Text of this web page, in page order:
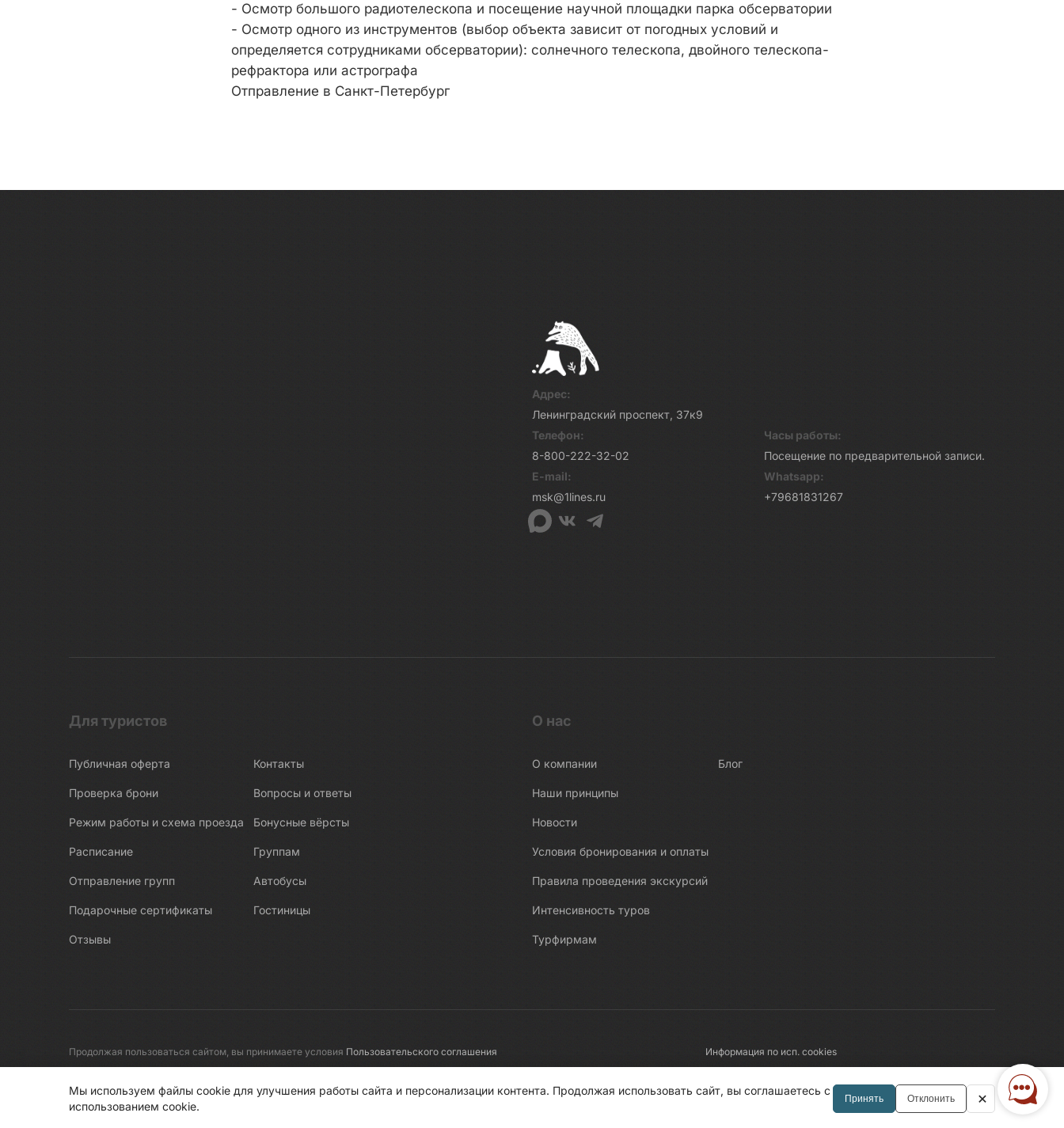
- Осмотр большого радиотелескопа и посещение научной площадки парка обсерватории
- Осмотр одного из инструментов (выбор объекта зависит от погодных условий и
определяется сотрудниками обсерватории): солнечного телескопа, двойного телескопа-
рефрактора или астрографа
Отправление в Санкт-Петербург
Адрес:
Ленинградский проспект, 37к9
Телефон:
8-800-222-32-02
Часы работы:
Посещение по предварительной записи.
E-mail:
msk@1lines.ru
Whatsapp:
+79681831267
Для туристов
Публичная оферта
Проверка брони
Режим работы и схема проезда
Расписание
Отправление групп
Подарочные сертификаты
Отзывы
Контакты
Вопросы и ответы
Бонусные вёрсты
Группам
Автобусы
Гостиницы
О нас
О компании
Наши принципы
Новости
Условия бронирования и оплаты
Правила проведения экскурсий
Интенсивность туров
Турфирмам
Блог
Продолжая пользоваться сайтом, вы принимаете условия Пользовательского соглашения
© 2008-2026 Первые линии
Информация по исп. cookies
Мы используем файлы cookie для улучшения работы сайта и персонализации контента. Продолжая использовать сайт, вы соглашаетесь с
использованием cookie.
Принять Отклонить